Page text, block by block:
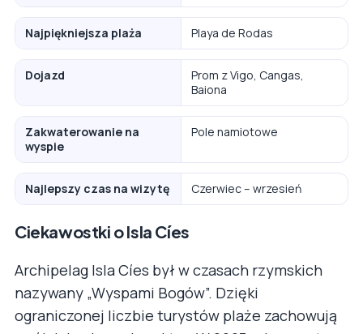
Najpiękniejsza plaża Playa de Rodas
Dojazd
Prom z Vigo, Cangas,
Baiona
Zakwaterowanie na
wyspie
Pole namiotowe
Najlepszy czas na wizytę Czerwiec – wrzesień
Ciekawostki o Isla Cíes
Archipelag Isla Cíes był w czasach rzymskich
nazywany „Wyspami Bogów”. Dzięki
ograniczonej liczbie turystów plaże zachowują